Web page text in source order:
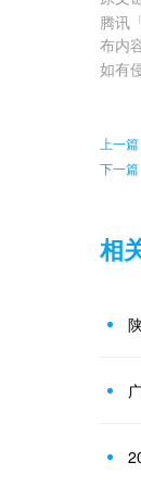
腾讯
布内
如有
上一
下一
相